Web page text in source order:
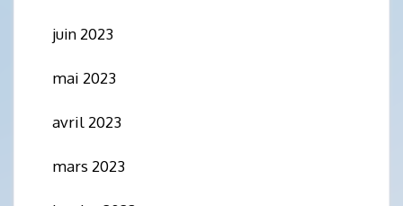
juin 2023
mai 2023
avril 2023
mars 2023